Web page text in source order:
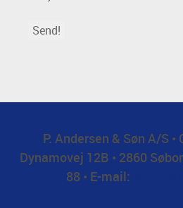
Send!
P. Andersen & Søn A/S •
Dynamovej 12B • 2860
88 • E-mail: